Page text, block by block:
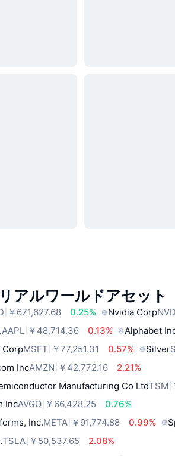
アルワールドアセット
￥671,627.68 0.25% Nvidia Corp
AAPL ￥48,714.36 0.13% Alphabet
CorpMSFT ￥77,251.31 0.57% Silver
IncAMZN ￥42,772.16
2.21%
Manufacturing Co LtdTSM
IncAVGO ￥66,428.25
0.76%
Inc.META ￥91,774.88 0.99%
TSLA ￥50,537.65
2.08%